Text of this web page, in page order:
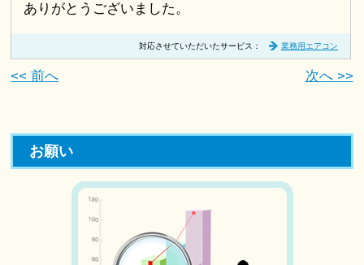
ありがとうございました。
対応させていただいたサービス： 業務用エアコン
<< 前へ 次へ >>
お願い